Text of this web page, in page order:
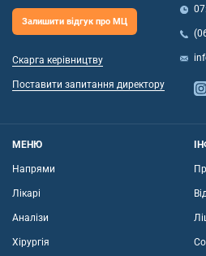
Залишити відгук про МЦ
Скарга керівництву
Поставити запитання директору
МЕНЮ
Напрями
Лікарі
Аналізи
Хірургія